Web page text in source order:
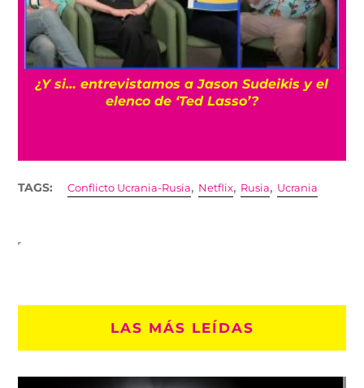
¿Y si… entrevistamos a Jason Sudeikis y el
elenco de ‘Ted Lasso’?
TAGS: Conflicto Ucrania-Rusia, Netflix, Rusia, Ucrania
LAS MÁS LEÍDAS